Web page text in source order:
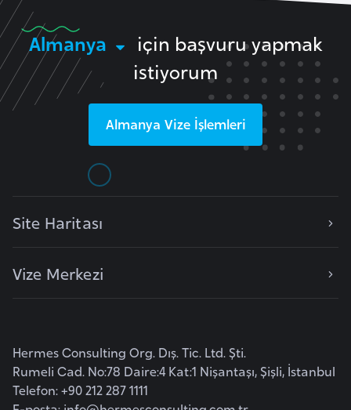
Almanya
için başvuru yapmak
istiyorum
Almanya Vize İşlemleri
Site Haritası
Vize Merkezi
Hermes Consulting Org. Dış. Tic. Ltd. Şti.
Rumeli Cad. No:78 Daire:4 Kat:1 Nişantaşı, Şişli, İstanbul
Telefon: +90 212 287 1111
a
h
r
e
y
g
d
B
e